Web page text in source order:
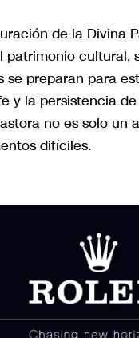
de la Divina
patrimonio cultural,
se preparan para
y la persistencia
no es solo
difíciles.